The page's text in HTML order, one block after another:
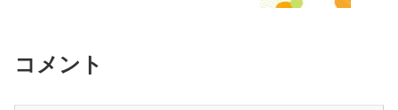
コメント